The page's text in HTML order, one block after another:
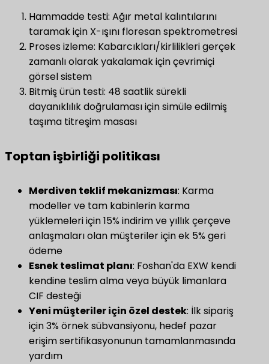
Hammadde testi: Ağır metal kalıntılarını
taramak için X-ışını floresan spektrometresi
Proses izleme: Kabarcıkları/kirlilikleri gerçek
zamanlı olarak yakalamak için çevrimiçi
görsel sistem
Bitmiş ürün testi: 48 saatlik sürekli
dayanıklılık doğrulaması için simüle edilmiş
taşıma titreşim masası
Toptan işbirliği politikası
​Merdiven teklif mekanizması​​: Karma
modeller ve tam kabinlerin karma
yüklemeleri için 15% indirim ve yıllık çerçeve
anlaşmaları olan müşteriler için ek 5% geri
ödeme
Esnek teslimat planı​: Foshan'da EXW kendi
kendine teslim alma veya büyük limanlara
CIF desteği
Yeni müşteriler için özel destek​: İlk sipariş
için 3% örnek sübvansiyonu, hedef pazar
erişim sertifikasyonunun tamamlanmasında
yardım